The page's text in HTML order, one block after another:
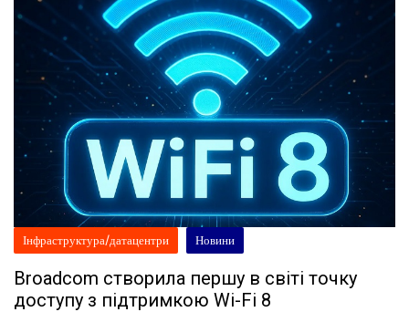
Інфраструктура/датацентри Новини
Broadcom створила першу в світі точку
доступу з підтримкою Wi-Fi 8